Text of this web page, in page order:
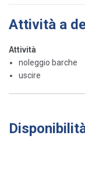
Attività a
Attività
noleggio barche
uscire